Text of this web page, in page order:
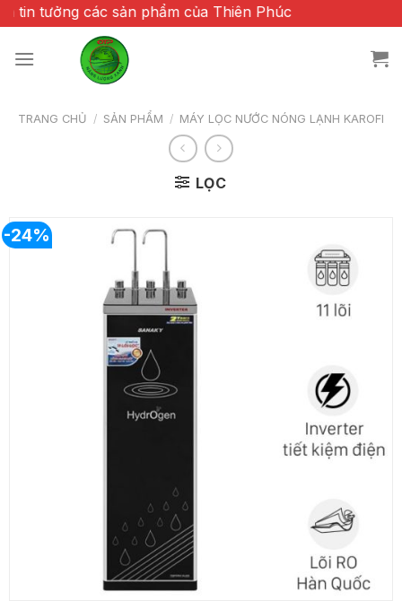
Chuyển
đến
nội
các sản phẩm của Thiên Phúc
TRANG CHỦ / SẢN PHẨM / MÁY LỌC NƯỚC NÓNG LẠNH KAROFI
LỌC
-24%